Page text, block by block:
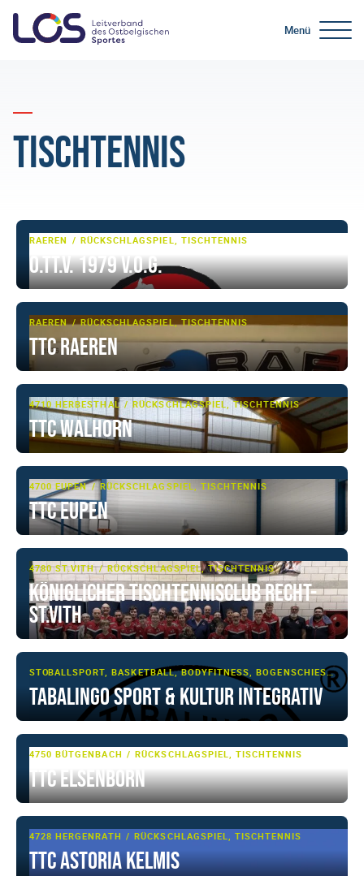
Menü
Tischtennis
RAEREN RÜCKSCHLAGSPIEL, TISCHTENNIS
O.TT.V. 1979 V.o.G.
RAEREN RÜCKSCHLAGSPIEL, TISCHTENNIS
TTC Raeren
4710 HERBESTHAL RÜCKSCHLAGSPIEL, TISCHTENNIS
TTC Walhorn
4700 EUPEN RÜCKSCHLAGSPIEL, TISCHTENNIS
TTC Eupen
4780 ST.VITH RÜCKSCHLAGSPIEL, TISCHTENNIS
Königlicher Tischtennisclub Recht-
St.Vith
STOLBERG BALLSPORT, BASKETBALL, BODYFITNESS, BOGENSCHIESSEN, FITNESS, FUSSBALL, KAMPFSPORT/-KUNST, KRAFTTRAINING, MULTI-SPORT, RÜCKSCHLAGSPIEL, SCHIESSSPORT, SHOWTANZ, TAEKWONDO, TANZSPORT, TISCHTENNIS, ZIRKELTRAINING
TABALiNGO Sport & Kultur integrativ
4750 BÜTGENBACH RÜCKSCHLAGSPIEL, TISCHTENNIS
TTC ELSENBORN
4728 HERGENRATH RÜCKSCHLAGSPIEL, TISCHTENNIS
TTC ASTORIA KELMIS